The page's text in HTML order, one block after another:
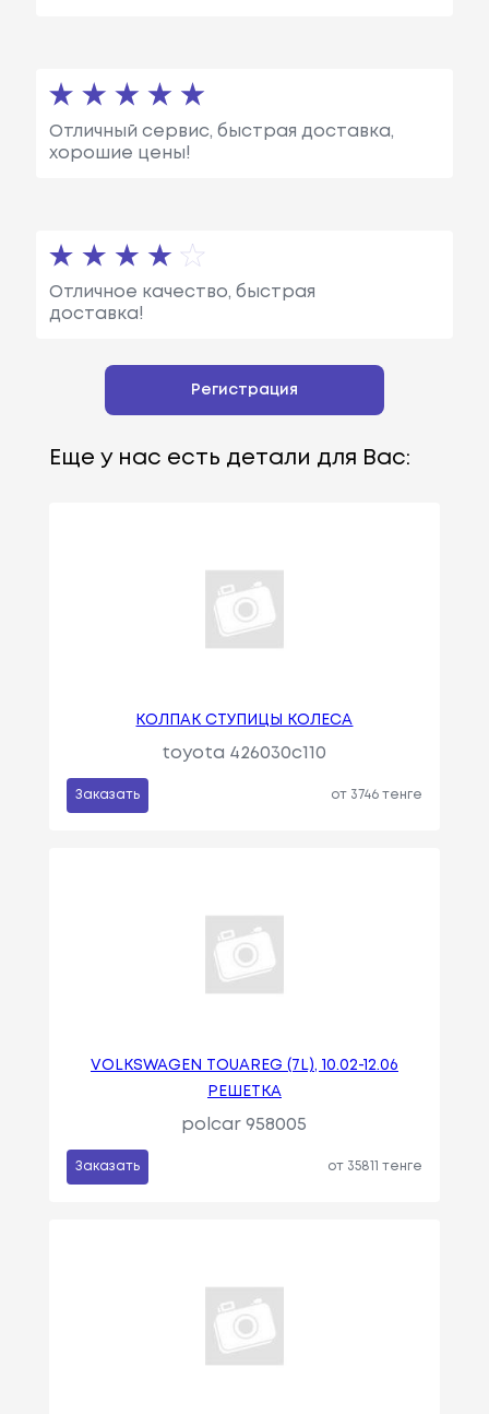
Отличный сервис, быстрая доставка,
хорошие цены!
Отличное качество, быстрая
доставка!
Регистрация
Еще у нас есть детали для Вас:
КОЛПАК СТУПИЦЫ КОЛЕСА
toyota 426030c110
Заказать от 3746 тенге
VOLKSWAGEN TOUAREG (7L), 10.02-12.06
РЕШЕТКА
polcar 958005
Заказать от 35811 тенге